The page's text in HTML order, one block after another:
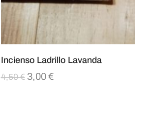
Incienso Ladrillo Lavanda
4,50€ 3,00€